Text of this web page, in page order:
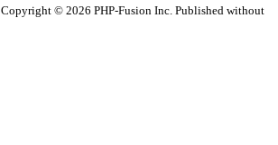
Copyright © 2026 PHP-Fusion Inc. Published without